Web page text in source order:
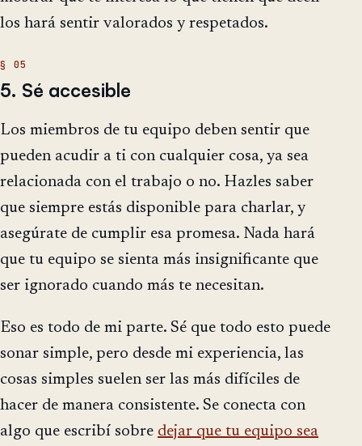
los hará sentir valorados y respetados.
5. Sé accesible
Los miembros de tu equipo deben sentir que
pueden acudir a ti con cualquier cosa, ya sea
relacionada con el trabajo o no. Hazles saber
que siempre estás disponible para charlar, y
asegúrate de cumplir esa promesa. Nada hará
que tu equipo se sienta más insignificante que
ser ignorado cuando más te necesitan.
Eso es todo de mi parte. Sé que todo esto puede
sonar simple, pero desde mi experiencia, las
cosas simples suelen ser las más difíciles de
hacer de manera consistente. Se conecta con
algo que escribí sobre dejar que tu equipo sea